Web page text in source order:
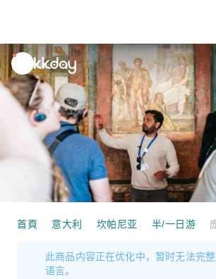
unread
notifications
首頁 意大利 坎帕尼亚 半/一日游
此商品内容正在优化中，暂时无法完
语言。